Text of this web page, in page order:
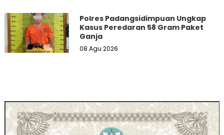
Polres Padangsidimpuan Ungkap
Kasus Peredaran 58 Gram Paket
Ganja
08 Agu 2026